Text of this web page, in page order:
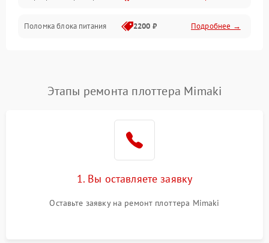
Интерфейсы
Поломка блока питания 2200 ₽ Подробнее →
Этапы ремонта плоттера Mimaki
1. Вы оставляете заявку
Оставьте заявку на ремонт плоттера Mimaki